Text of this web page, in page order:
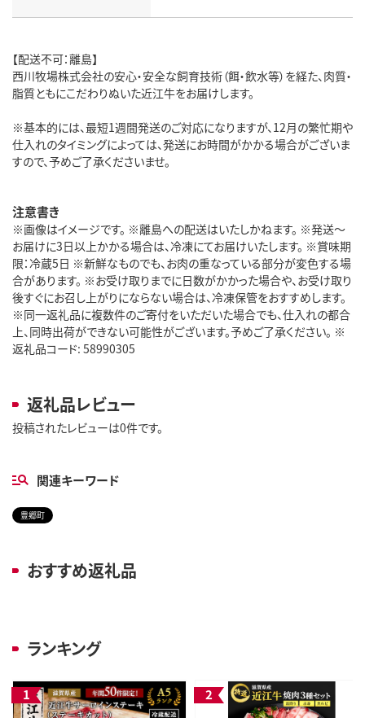
【配送不可：離島】
西川牧場株式会社の安心・安全な飼育技術（餌・飲水等）を経た、肉質・
脂質ともにこだわりぬいた近江牛をお届けします。
※基本的には、最短1週間発送のご対応になりますが、12月の繁忙期や
仕入れのタイミングによっては、発送にお時間がかかる場合がございま
すので、予めご了承くださいませ。
注意書き
※画像はイメージです。 ※離島への配送はいたしかねます。 ※発送～
お届けに3日以上かかる場合は、冷凍にてお届けいたします。 ※賞味期
限：冷蔵5日 ※新鮮なものでも、お肉の重なっている部分が変色する場
合があります。 ※お受け取りまでに日数がかかった場合や、お受け取り
後すぐにお召し上がりにならない場合は、冷凍保管をおすすめします。
※同一返礼品に複数件のご寄付をいただいた場合でも、仕入れの都合
上、同時出荷ができない可能性がございます。予めご了承ください。 ※
返礼品コード: 58990305
返礼品レビュー
投稿されたレビューは0件です。
関連キーワード
豊郷町
おすすめ返礼品
ランキング